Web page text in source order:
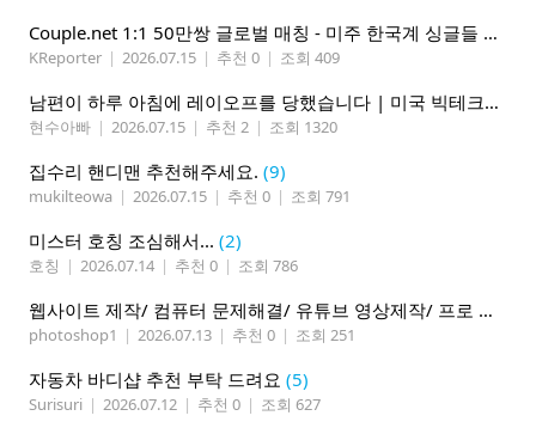
Couple.net 1:1 50만쌍 글로벌 매칭 - 미주 한국계 싱글들 모이세요
KReporter | 2026.07.15 | 추천 0 | 조회 409
남편이 하루 아침에 레이오프를 당했습니다 | 미국 빅테크의 현실
현수아빠 | 2026.07.15 | 추천 2 | 조회 1320
집수리 핸디맨 추천해주세요. (9)
mukilteowa | 2026.07.15 | 추천 0 | 조회 791
미스터 호칭 조심해서... (2)
호칭 | 2026.07.14 | 추천 0 | 조회 786
웹사이트 제작/ 컴퓨터 문제해결/ 유튜브 영상제작/ 프로 사진촬영
photoshop1 | 2026.07.13 | 추천 0 | 조회 251
자동차 바디샵 추천 부탁 드려요 (5)
Surisuri | 2026.07.12 | 추천 0 | 조회 627